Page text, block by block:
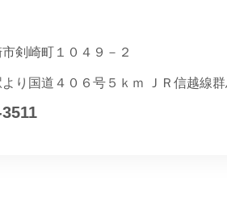
剣崎町１０４９－２
より国道４０６号５ｋｍ ＪＲ信越線